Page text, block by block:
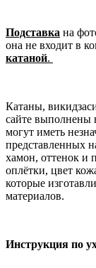
Подставка на
она не входит в
катаной.
Катаны,
сайте выполнены
могут иметь
представленных
хамон, оттенок и
оплётки, цвет
которые
материалов.
Инструкция по